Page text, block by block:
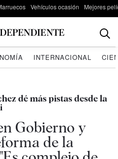
Vehículos ocasión Mejores
INTERNACIONAL
dé más pistas desde la
Gobierno y
de la